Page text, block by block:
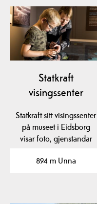
Statkraft
visingssenter
Statkraft sitt visingssenter
på museet i Eidsborg
visar foto, gjenstandar
894 m Unna